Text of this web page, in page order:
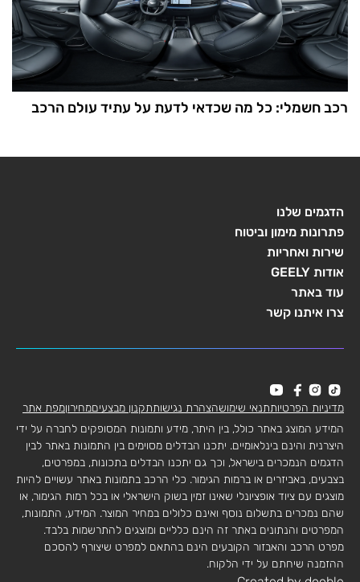
רכב חשמלי: כל מה שכדאי לדעת על עתיד עולם הרכב
הדגמים שלנו
פתרונות מימון וביטוח
שירות ואחריות
אודות GEELY
עוד באתר
צרו איתנו קשר
מדיניות הפרטיותתנאי שימושהצהרת נגישותתקנון מבצעיםמחירוןמפת אתר
המידע המוצג באתר כולל, בין היתר, מידע ותמונות המסופקים לחברה על ידי
היצרנית והינם בינלאומיים. יתכנו הבדלים מסוימים בין התמונות באתר לבין
הדגמים הנמכרים בישראל, וכך גם יתכנו הבדלים בתכונות, במפרטים,
בצבעים, באביזרים או ברמות הגימור. כלי הרכב בתמונות באתר עשויים להיות
מוצגים עם ציוד אופציונלי שאינו זמין בשוק הישראלי או בכל רמות הגימור, או
שהם נמכרים בתשלום נוסף ואינם כלולים במחיר המוצר. המידע, התמונות,
המפרטים והנתונים באתר זה הינם כלליים ומוצגים להתרשמות בלבד.
מפרט הרכב והאבזור הקובעים הינם בהתאם למפרט שיצורף להסכם
ההזמנה שיחתם על ידי הלקוח.